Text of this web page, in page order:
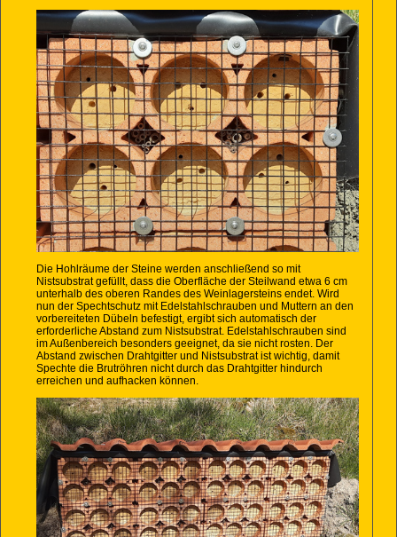
Die Hohlräume der Steine werden anschließend so mit
Nistsubstrat gefüllt, dass die Oberfläche der Steilwand etwa 6 cm
unterhalb des oberen Randes des Weinlagersteins endet. Wird
nun der Spechtschutz mit Edelstahlschrauben und Muttern an den
vorbereiteten Dübeln befestigt, ergibt sich automatisch der
erforderliche Abstand zum Nistsubstrat. Edelstahlschrauben sind
im Außenbereich besonders geeignet, da sie nicht rosten. Der
Abstand zwischen Drahtgitter und Nistsubstrat ist wichtig, damit
Spechte die Brutröhren nicht durch das Drahtgitter hindurch
erreichen und aufhacken können.